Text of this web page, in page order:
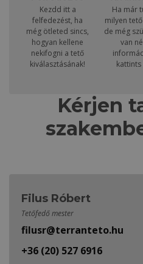
Kezdd itt a
felfedezést, ha
még ötleted sincs,
hogyan kellene
nekifogni a tető
kiválasztásának!
Ha már
milyen
de még
van
kattints
Kérjen
Filus Róbert
Tetőfedő mester
filusr@terranteto.hu
+36 (20) 527 6916